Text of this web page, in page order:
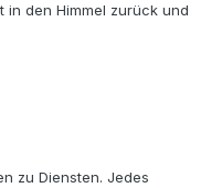
in den Himmel zurück und
zu Diensten. Jedes